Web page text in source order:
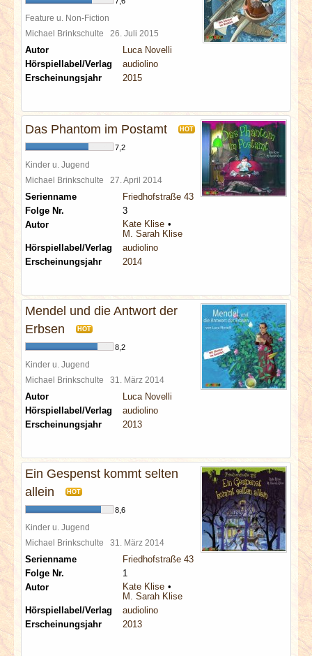
Feature u. Non-Fiction
Michael Brinkschulte 26. Juli 2015
Autor
Luca Novelli
Hörspiellabel/Verlag
audiolino
Erscheinungsjahr
2015
Das Phantom im Postamt HOT
7,2
Kinder u. Jugend
Michael Brinkschulte 27. April 2014
Serienname
Friedhofstraße 43
Folge Nr.
3
Autor
Kate Klise
M. Sarah Klise
Hörspiellabel/Verlag
audiolino
Erscheinungsjahr
2014
Mendel und die Antwort der
Erbsen
HOT
8,2
Kinder u. Jugend
Michael Brinkschulte 31. März 2014
Autor
Luca Novelli
Hörspiellabel/Verlag
audiolino
Erscheinungsjahr
2013
Ein Gespenst kommt selten
allein
HOT
8,6
Kinder u. Jugend
Michael Brinkschulte 31. März 2014
Serienname
Friedhofstraße 43
Folge Nr.
1
Autor
Kate Klise
M. Sarah Klise
Hörspiellabel/Verlag
audiolino
Erscheinungsjahr
2013